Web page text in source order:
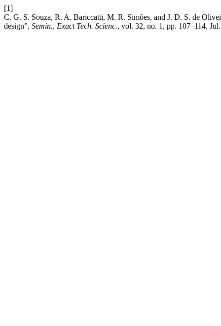
[1]
C. G. S. Souza, R. A. Bariccatti, M. R. Simões, and J. D. S. de
design”, Semin., Exact Tech. Scienc., vol. 32, no. 1, pp. 107–114,